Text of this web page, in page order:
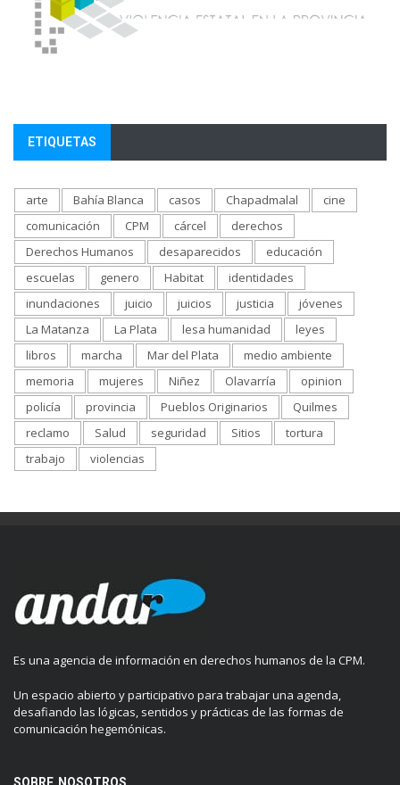
ETIQUETAS
arte Bahía Blanca casos Chapadmalal
cine
comunicación
CPM cárcel
derechos
Derechos Humanos
desaparecidos
educación
escuelas
genero Habitat
identidades
inundaciones
juicio juicios justicia
jóvenes
La Matanza
La Plata lesa humanidad
leyes
libros
marcha Mar del Plata
medio ambiente
memoria
mujeres Niñez Olavarría
opinion
policía
provincia Pueblos Originarios
Quilmes
reclamo
Salud seguridad Sitios
tortura
trabajo
violencias
Es una agencia de información en derechos humanos de la CPM.
Un espacio abierto y participativo para trabajar una agenda,
desafiando las lógicas, sentidos y prácticas de las formas de
comunicación hegemónicas.
SOBRE NOSOTROS